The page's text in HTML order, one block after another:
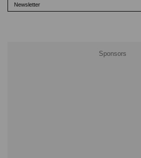
Newsletter